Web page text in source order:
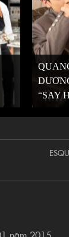
“SAY